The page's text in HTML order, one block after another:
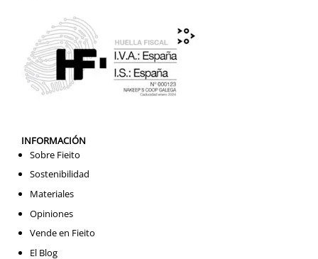
INFORMACIÓN
Sobre Fieito
Sostenibilidad
Materiales
Opiniones
Vende en Fieito
El Blog